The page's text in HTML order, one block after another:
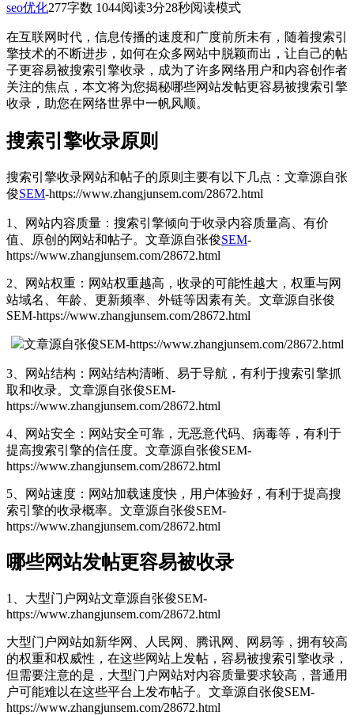
seo优化277字数 1044阅读3分28秒阅读模式
在互联网时代，信息传播的速度和广度前所未有，随着搜索引
擎技术的不断进步，如何在众多网站中脱颖而出，让自己的帖
子更容易被搜索引擎收录，成为了许多网络用户和内容创作者
关注的焦点，本文将为您揭秘哪些网站发帖更容易被搜索引擎
收录，助您在网络世界中一帆风顺。
搜索引擎收录原则
搜索引擎收录网站和帖子的原则主要有以下几点： 文章源自张
俊SEM-https://www.zhangjunsem.com/28672.html
1、网站内容质量：搜索引擎倾向于收录内容质量高、有价
值、原创的网站和帖子。 文章源自张俊SEM-
https://www.zhangjunsem.com/28672.html
2、网站权重：网站权重越高，收录的可能性越大，权重与网
站域名、年龄、更新频率、外链等因素有关。 文章源自张俊
SEM-https://www.zhangjunsem.com/28672.html
文章源自张俊SEM-https://www.zhangjunsem.com/28672.html
3、网站结构：网站结构清晰、易于导航，有利于搜索引擎抓
取和收录。 文章源自张俊SEM-
https://www.zhangjunsem.com/28672.html
4、网站安全：网站安全可靠，无恶意代码、病毒等，有利于
提高搜索引擎的信任度。 文章源自张俊SEM-
https://www.zhangjunsem.com/28672.html
5、网站速度：网站加载速度快，用户体验好，有利于提高搜
索引擎的收录概率。 文章源自张俊SEM-
https://www.zhangjunsem.com/28672.html
哪些网站发帖更容易被收录
1、大型门户网站文章源自张俊SEM-
https://www.zhangjunsem.com/28672.html
大型门户网站如新华网、人民网、腾讯网、网易等，拥有较高
的权重和权威性，在这些网站上发帖，容易被搜索引擎收录，
但需要注意的是，大型门户网站对内容质量要求较高，普通用
户可能难以在这些平台上发布帖子。 文章源自张俊SEM-
https://www.zhangjunsem.com/28672.html